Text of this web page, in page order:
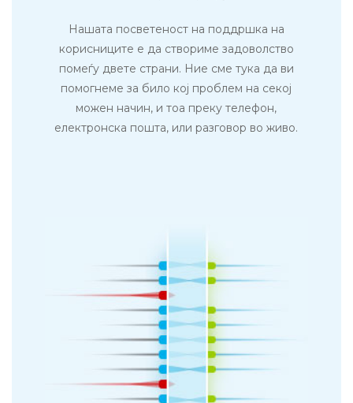
Нашата посветеност на поддршка на
корисниците е да створиме задоволство
помеѓу двете страни. Ние сме тука да ви
помогнеме за било кој проблем на секој
можен начин, и тоа преку телефон,
електронска пошта, или разговор во живо.